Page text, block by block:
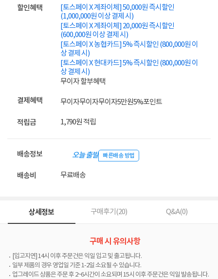
할인혜택
[토스페이 X 계좌이체] 50,000원 즉시할인
(1,000,000원 이상 결제 시)
[토스페이 X 계좌이체] 20,000원 즉시할인
(600,000원 이상 결제 시)
[토스페이 X 농협카드] 5% 즉시할인 (800,000원 이
상 결제 시)
[토스페이 X 현대카드] 5% 즉시할인 (800,000원 이
상 결제 시)
무이자 할부혜택
결제혜택 무이자무이자무이자5만원5%포인트
적립금 1,790원 적립
배송정보 오늘 출발 빠른배송 방법
배송비 무료배송
상세정보 구매후기(20) Q&A(0)
구매 시 유의사항
[입고지연] 14시 이후 주문건은 익일 입고 및 출고됩니다.
일부 제품의 경우 영업일 기준 1-2일 소요될 수 있습니다.
업그레이드 상품은 주문 후 2~6시간이 소요되며 15시 이후 주문건은 익일 발송됩니다.